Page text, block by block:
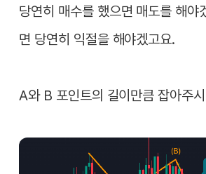
당연히 매수를 했으면 매도를 해야
면 당연히 익절을 해야겠고요.
A와 B 포인트의 길이만큼 잡아주